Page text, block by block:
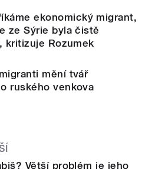
ekonomický migrant,
ze Sýrie byla čistě
kritizuje Rozumek
mění tvář
ruského venkova
Větší problém je jeho